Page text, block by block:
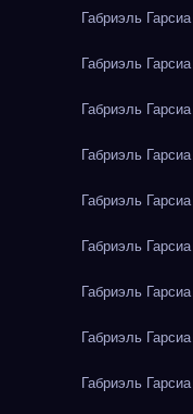
Габриэль
Габриэль
Габриэль
Габриэль
Габриэль
Габриэль
Габриэль
Габриэль
Габриэль